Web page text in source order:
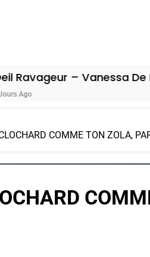
– Vanessa De Loya
COMME TON ZOLA,